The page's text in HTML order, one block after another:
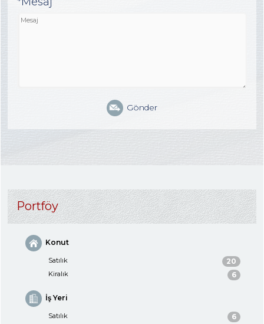
Gönder
Portföy
Konut
Satılık 20
Kiralık 6
İş Yeri
Satılık 6